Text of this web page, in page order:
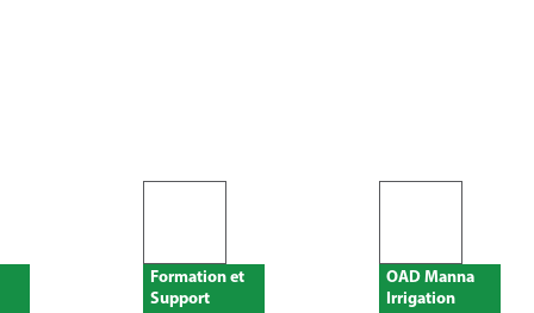
Formation et
Support
OAD Manna
Irrigation